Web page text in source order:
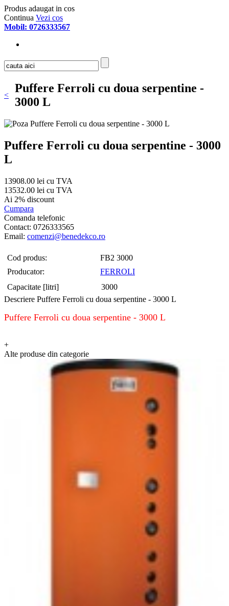
Produs adaugat in cos
Continua Vezi cos
Mobil: 0726333567
<
Puffere Ferroli cu doua serpentine -
3000 L
Puffere Ferroli cu doua serpentine - 3000
L
13908.00 lei cu TVA
13532.00 lei cu TVA
Ai 2% discount
Cumpara
Comanda telefonic
Contact: 0726333565
Email: comenzi@benedekco.ro
Cod produs:
FB2 3000
Producator:
FERROLI
Capacitate [litri]
3000
Descriere Puffere Ferroli cu doua serpentine - 3000 L
Puffere Ferroli cu doua serpentine - 3000 L
+
Alte produse din categorie